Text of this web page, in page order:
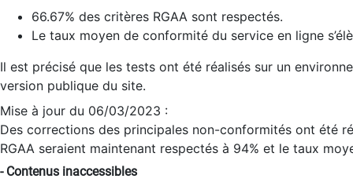
66.67% des critères RGAA sont respectés.
Le taux moyen de conformité du service en ligne
Il est précisé que les tests ont été réalisés sur un
version publique du site.
Mise à jour du 06/03/2023 :
Des corrections des principales non-conformités ont été
RGAA seraient maintenant respectés à 94% et le taux
- Contenus inaccessibles